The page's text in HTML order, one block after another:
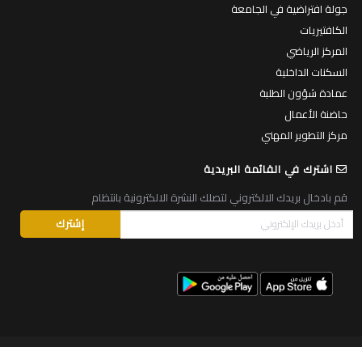
جولة افتراضية في الجامعة
الكافتيريات
المركز الرياضي
السكنات الداخلية
عمادة شؤون الطلبة
حاضنة الأعمال
مركز التطوير المهني
اشترك في القائمة البريدية
قم بادخال بريدك الالكتروني لتصلك النشرة الالكترونية بانتظام